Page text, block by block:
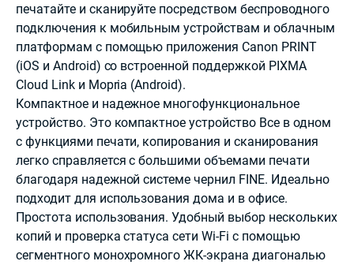
печатайте и сканируйте посредством беспроводного
подключения к мобильным устройствам и облачным
платформам с помощью приложения Canon PRINT
(iOS и Android) со встроенной поддержкой PIXMA
Cloud Link и Mopria (Android).
Компактное и надежное многофункциональное
устройство. Это компактное устройство Все в одном
с функциями печати, копирования и сканирования
легко справляется с большими объемами печати
благодаря надежной системе чернил FINE. Идеально
подходит для использования дома и в офисе.
Простота использования. Удобный выбор нескольких
копий и проверка статуса сети Wi-Fi с помощью
сегментного монохромного ЖК-экрана диагональю